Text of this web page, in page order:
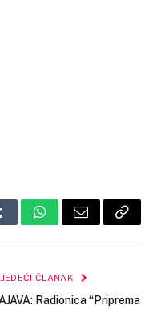
WhatsApp
Email Copy
ČLANAK
Radionica “Priprema